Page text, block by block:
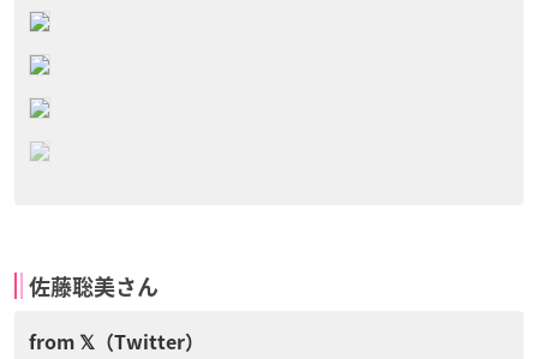
佐藤聡美さん